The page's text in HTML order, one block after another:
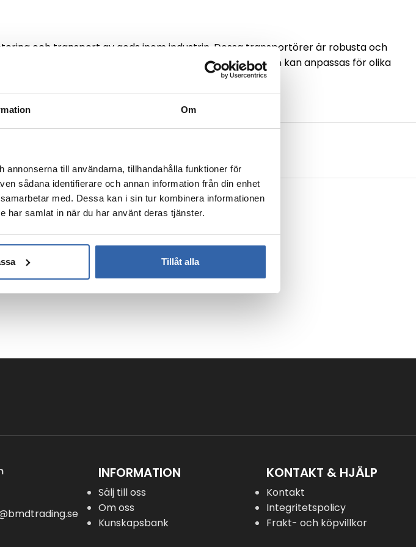
Om
till användarna, tillhandahålla funktioner för
sådana identifierare och annan information från din enhet
med. Dessa kan i sin tur kombinera informationen
har samlat in när du har använt deras tjänster.
Tillåt alla
och transport av gods inom industrin. Dessa transportörer är robusta och
du begagnade kedjetransportörer som är pålitliga och kan anpassas för olika
INFORMATION
Sälj till oss
Om oss
Kunskapsbank
KONTAKT & HJÄLP
Kontakt
Integritetspolicy
Frakt- och köpvillkor